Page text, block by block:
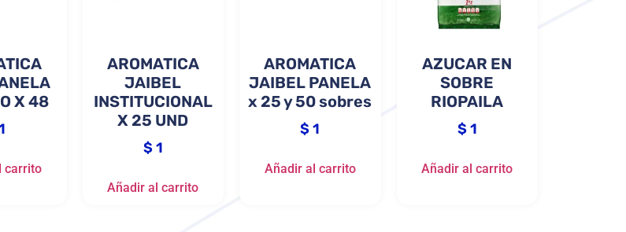
X 48
carrito
AROMATICA
JAIBEL
INSTITUCIONAL
X 25 UND
$1
Añadir al carrito
AROMATICA
JAIBEL PANELA
x 25 y 50 sobres
$1
Añadir al carrito
AZUCAR EN
SOBRE
RIOPAILA
$1
Añadir al carrito